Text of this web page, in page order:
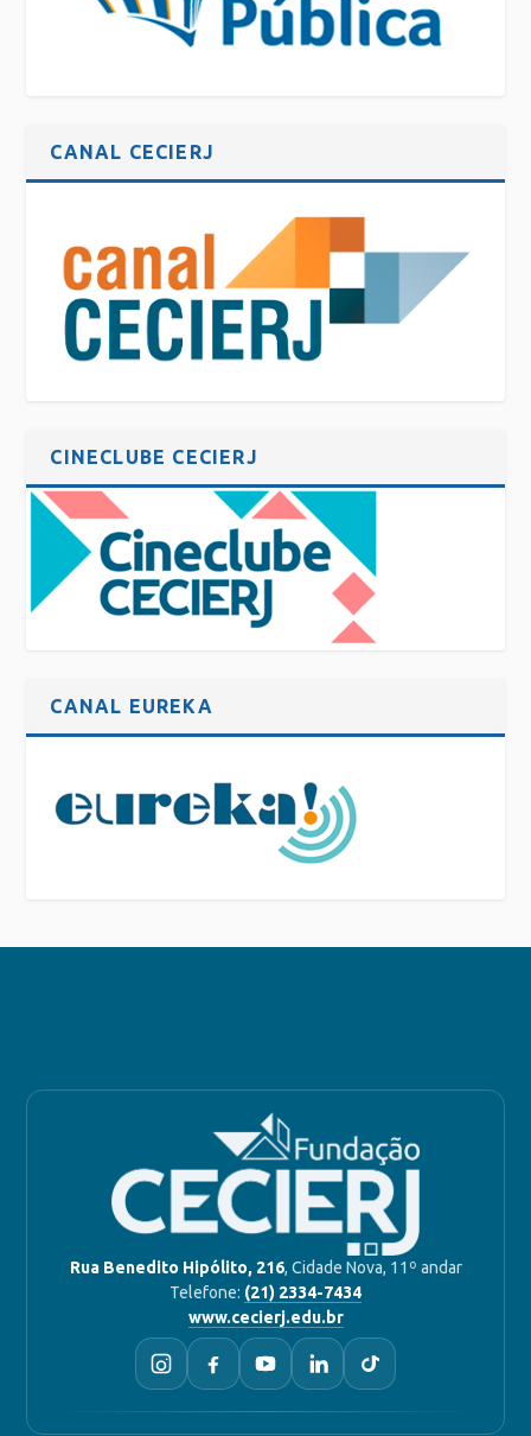
CANAL CECIERJ
CINECLUBE CECIERJ
CANAL EUREKA
Rua Benedito Hipólito, 216, Cidade Nova, 11º andar
Telefone: (21) 2334-7434
www.cecierj.edu.br